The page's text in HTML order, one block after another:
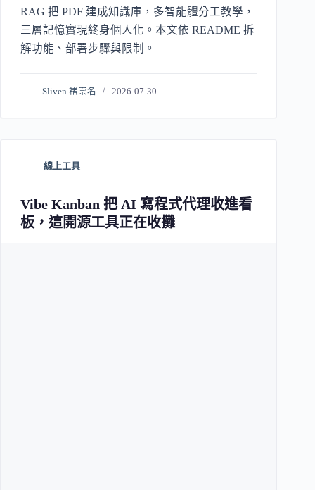
RAG 把 PDF 建成知識庫，多智能體分工教學，
三層記憶實現終身個人化。本文依 README 拆
解功能、部署步驟與限制。
Sliven 褚崇名 2026-07-30
線上工具
Vibe Kanban 把 AI 寫程式代理收進看
板，這開源工具正在收攤